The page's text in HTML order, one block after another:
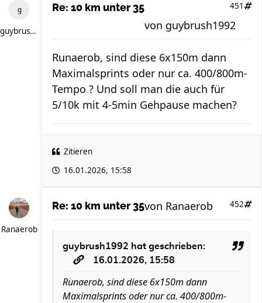
guybrush1992
Re: 10 km unter 35 451
von guybrush1992
Runaerob, sind diese 6x150m dann
Maximalsprints oder nur ca. 400/800m-
Tempo ? Und soll man die auch für
5/10k mit 4-5min Gehpause machen?
Zitieren
16.01.2026, 15:58
Ranaerob
Re: 10 km unter 35 452
von Ranaerob
guybrush1992 hat geschrieben:
16.01.2026, 15:58
Runaerob, sind diese 6x150m dann
Maximalsprints oder nur ca. 400/800m-